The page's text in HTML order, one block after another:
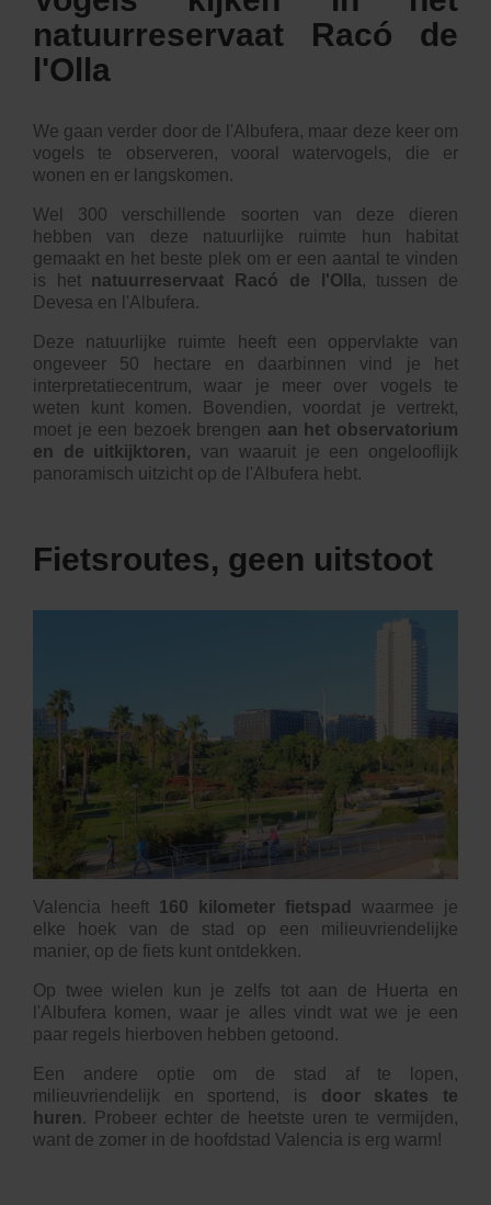
natuurreservaat Racó de
l'Olla
We gaan verder door de l'Albufera, maar deze keer om
vogels te observeren, vooral watervogels, die er
wonen en er langskomen.
Wel 300 verschillende soorten van deze dieren
hebben van deze natuurlijke ruimte hun habitat
gemaakt en het beste plek om er een aantal te vinden
is het natuurreservaat Racó de l'Olla, tussen de
Devesa en l'Albufera.
Deze natuurlijke ruimte heeft een oppervlakte van
ongeveer 50 hectare en daarbinnen vind je het
interpretatiecentrum, waar je meer over vogels te
weten kunt komen. Bovendien, voordat je vertrekt,
moet je een bezoek brengen aan het observatorium
en de uitkijktoren, van waaruit je een ongelooflijk
panoramisch uitzicht op de l'Albufera hebt.
Fietsroutes, geen uitstoot
Valencia heeft 160 kilometer fietspad
waarmee je
elke hoek van de stad op een milieuvriendelijke
manier, op de fiets kunt ontdekken.
Op twee wielen kun je zelfs tot aan de Huerta en
l'Albufera komen, waar je alles vindt wat we je een
paar regels hierboven hebben getoond.
Een andere optie om de stad af te lopen,
milieuvriendelijk en sportend, is door skates te
huren. Probeer echter de heetste uren te vermijden,
want de zomer in de hoofdstad Valencia is erg warm!